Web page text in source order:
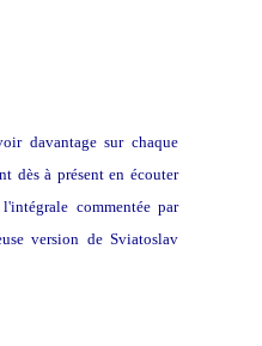
davantage sur chaque
dès à présent en écouter
commentée par
version de Sviatoslav